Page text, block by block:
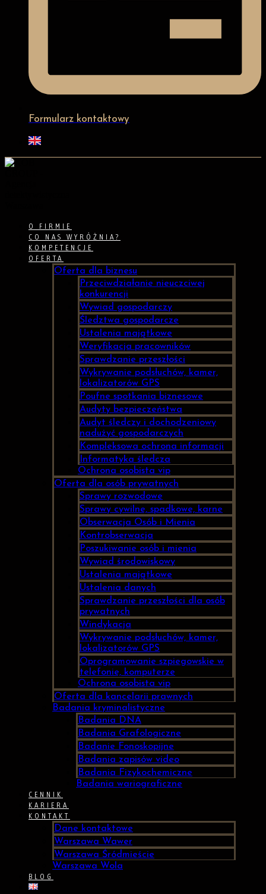
Formularz kontaktowy
O FIRMIE
CO NAS WYRÓŻNIA?
KOMPETENCJE
OFERTA
Oferta dla biznesu
Przeciwdziałanie nieuczciwej
konkurencji
Wywiad gospodarczy
Śledztwa gospodarcze
Ustalenia majątkowe
Weryfikacja pracowników
Sprawdzanie przeszłości
Wykrywanie podsłuchów, kamer,
lokalizatorów GPS
Poufne spotkania biznesowe
Audyty bezpieczeństwa
Audyt śledczy i dochodzeniowy
nadużyć gospodarczych
Kompleksowa ochrona informacji
Informatyka śledcza
Ochrona osobista vip
Oferta dla osób prywatnych
Sprawy rozwodowe
Sprawy cywilne, spadkowe, karne
Obserwacja Osób i Mienia
Kontrobserwacja
Poszukiwanie osób i mienia
Wywiad środowiskowy
Ustalenia majątkowe
Ustalenia danych
Sprawdzanie przeszłości dla osób
prywatnych
Windykacja
Wykrywanie podsłuchów, kamer,
lokalizatorów GPS
Oprogramowanie szpiegowskie w
telefonie, komputerze
Ochrona osobista vip
Oferta dla kancelarii prawnych
Badania kryminalistyczne
Badania DNA
Badania Grafologiczne
Badanie Fonoskopijne
Badania zapisów video
Badania Fizykochemiczne
Badania wariograficzne
CENNIK
KARIERA
KONTAKT
Dane kontaktowe
Warszawa Wawer
Warszawa Śródmieście
Warszawa Wola
BLOG